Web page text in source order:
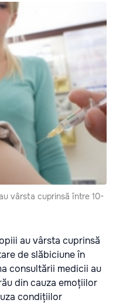
vârsta cuprinsă între 10-
au vârsta cuprinsă
de slăbiciune în
consultării medicii au
din cauza emoțiilor
condițiilor